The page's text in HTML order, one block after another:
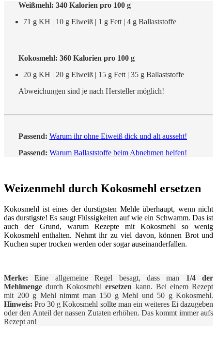
Weißmehl: 340 Kalorien pro 100 g
71 g KH | 10 g Eiweiß | 1 g Fett | 4 g Ballaststoffe
Kokosmehl: 360 Kalorien pro 100 g
20 g KH | 20 g Eiweiß | 15 g Fett | 35 g Ballaststoffe
Abweichungen sind je nach Hersteller möglich!
Passend: Warum ihr ohne Eiweiß dick und alt ausseht!
Passend: Warum Ballaststoffe beim Abnehmen helfen!
Weizenmehl durch Kokosmehl ersetzen
Kokosmehl ist eines der durstigsten Mehle überhaupt, wenn nicht
das durstigste! Es saugt Flüssigkeiten auf wie ein Schwamm. Das ist
auch der Grund, warum Rezepte mit Kokosmehl so wenig
Kokosmehl enthalten. Nehmt ihr zu viel davon, können Brot und
Kuchen super trocken werden oder sogar auseinanderfallen.
Merke: Eine allgemeine Regel besagt, dass man 1/4 der
Mehlmenge durch Kokosmehlersetzen kann. Bei einem Rezept
mit 200 g Mehl nimmt man 150 g Mehl und 50 g Kokosmehl.
Hinweis: Pro 30 g Kokosmehl sollte man ein weiteres Ei dazugeben
oder den Anteil der nassen Zutaten erhöhen. Das kommt immer aufs
Rezept an!